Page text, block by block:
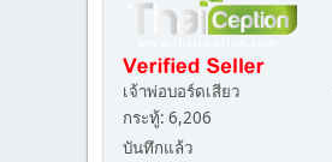
เจ้าพ่อบอร์ดเสียว
กระทู้: 6,206
บันทึกแล้ว